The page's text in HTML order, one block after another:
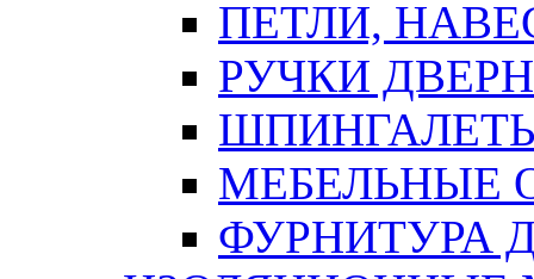
ПЕТЛИ,
РУЧКИ
МЕБЕЛЬНЫЕ
ФУРНИТУРА